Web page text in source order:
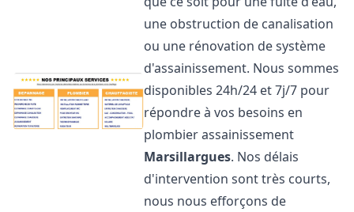
une obstruction de canalisation
ou une rénovation de système
d'assainissement. Nous sommes
disponibles 24h/24 et 7j/7 pour
répondre à vos besoins en
plombier assainissement
Marsillargues. Nos délais
d'intervention sont très courts,
nous nous efforçons de